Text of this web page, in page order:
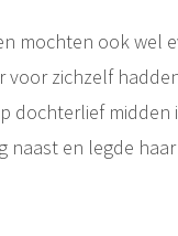
mochten ook wel
voor zichzelf
dochterlief midden
naast en legde